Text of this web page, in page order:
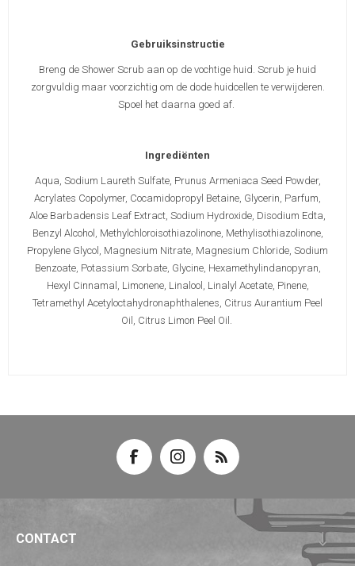
Gebruiksinstructie
Breng de Shower Scrub aan op de vochtige huid. Scrub je huid
zorgvuldig maar voorzichtig om de dode huidcellen te verwijderen.
Spoel het daarna goed af.
Ingrediënten
Aqua, Sodium Laureth Sulfate, Prunus Armeniaca Seed Powder,
Acrylates Copolymer, Cocamidopropyl Betaine, Glycerin, Parfum,
Aloe Barbadensis Leaf Extract, Sodium Hydroxide, Disodium Edta,
Benzyl Alcohol, Methylchloroisothiazolinone, Methylisothiazolinone,
Propylene Glycol, Magnesium Nitrate, Magnesium Chloride, Sodium
Benzoate, Potassium Sorbate, Glycine, Hexamethylindanopyran,
Hexyl Cinnamal, Limonene, Linalool, Linalyl Acetate, Pinene,
Tetramethyl Acetyloctahydronaphthalenes, Citrus Aurantium Peel
Oil, Citrus Limon Peel Oil.
CONTACT